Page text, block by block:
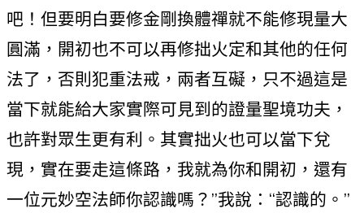
吧！但要明白要修金剛換體禪就不能修現量大
圓滿，開初也不可以再修拙火定和其他的任何
法了，否則犯重法戒，兩者互礙，只不過這是
當下就能給大家實際可見到的證量聖境功夫，
也許對眾生更有利。其實拙火也可以當下兌
現，實在要走這條路，我就為你和開初，還有
一位元妙空法師你認識嗎？”我說：“認識的。”